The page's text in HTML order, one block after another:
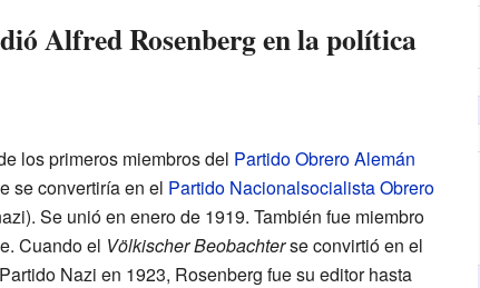
Alfred Rosenberg en la política
los primeros miembros del Partido Obrero Alemán
se convertiría en el Partido Nacionalsocialista Obrero
Se unió en enero de 1919. También fue miembro
Cuando el Völkischer Beobachterse convirtió en el
Nazi en 1923, Rosenberg fue su editor hasta